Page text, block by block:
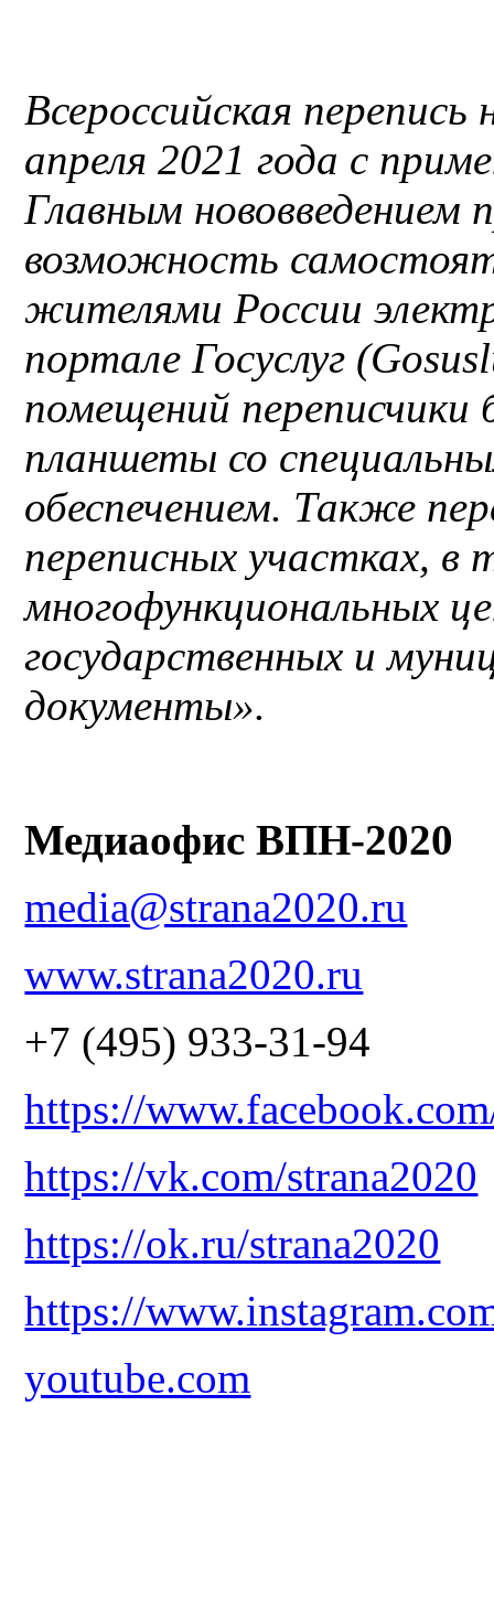
Всероссийская
апреля 2021 года с
Главным нововведением
возможность
жителями России
портале Госуслуг
помещений переписчики
планшеты со
обеспечением. Также
переписных участках, в
многофункциональных
государственных и
документы».
Медиаофис ВПН-2020
media@strana2020.ru
www.strana2020.ru
+7 (495) 933-31-94
https://
https://vk.com/strana2020
https://ok.ru/strana2020
https://
youtube.com